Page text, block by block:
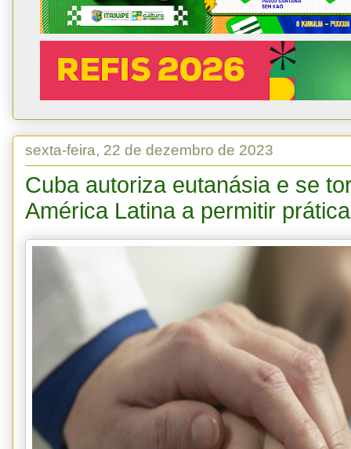
sexta-feira, 22 de dezembro de 2023
Cuba autoriza eutanásia e se
América Latina a permitir prática